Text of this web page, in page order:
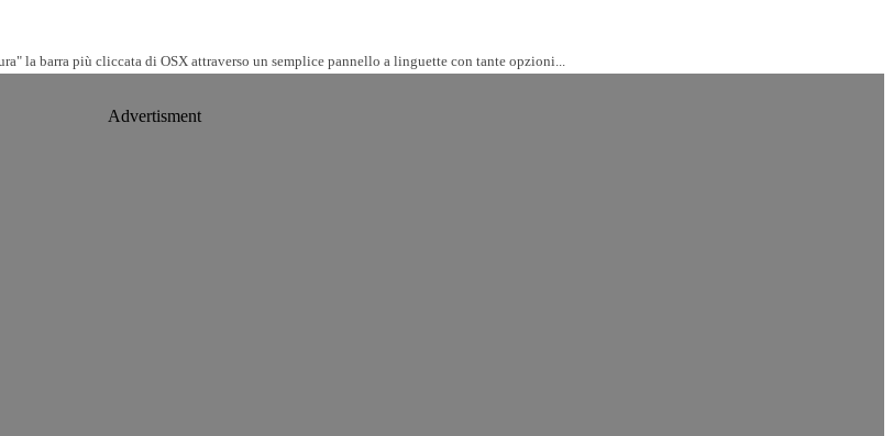
barra più cliccata di OSX attraverso un semplice pannello a linguette con tante opzioni...
Advertisment